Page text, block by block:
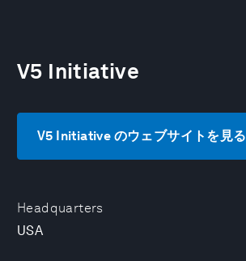
Headquarters
USA
V5 Initiative
V5 Initiative のウェブサイトを見る